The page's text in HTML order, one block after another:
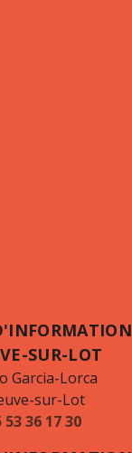
SUR-LOT
Garcia-Lorca
sur-Lot
53 36 17 30